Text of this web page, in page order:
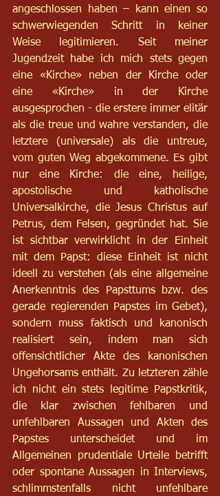
angeschlossen haben – kann einen so
schwerwiegenden Schritt in keiner
Weise legitimieren. Seit meiner
Jugendzeit habe ich mich stets gegen
eine «Kirche» neben der Kirche oder
eine «Kirche» in der Kirche
ausgesprochen - die erstere immer elitär
als die treue und wahre verstanden, die
letztere (universale) als die untreue,
vom guten Weg abgekommene. Es gibt
nur eine Kirche: die eine, heilige,
apostolische und katholische
Universalkirche, die Jesus Christus auf
Petrus, dem Felsen, gegründet hat. Sie
ist sichtbar verwirklicht in der Einheit
mit dem Papst: diese Einheit ist nicht
ideell zu verstehen (als eine allgemeine
Anerkenntnis des Papsttums bzw. des
gerade regierenden Papstes im Gebet),
sondern muss faktisch und kanonisch
realisiert sein, indem man sich
offensichtlicher Akte des kanonischen
Ungehorsams enthält. Zu letzteren zähle
ich nicht ein stets legitime Papstkritik,
die klar zwischen fehlbaren und
unfehlbaren Aussagen und Akten des
Papstes unterscheidet und im
Allgemeinen prudentiale Urteile betrifft
oder spontane Aussagen in Interviews,
schlimmstenfalls nicht unfehlbare